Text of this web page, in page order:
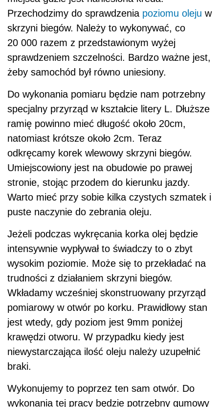
Przechodzimy do sprawdzenia poziomu oleju w
skrzyni biegów. Należy to wykonywać, co
20 000 razem z przedstawionym wyżej
sprawdzeniem szczelności. Bardzo ważne jest,
żeby samochód był równo uniesiony.
Do wykonania pomiaru będzie nam potrzebny
specjalny przyrząd w kształcie litery L. Dłuższe
ramię powinno mieć długość około 20cm,
natomiast krótsze około 2cm. Teraz
odkręcamy korek wlewowy skrzyni biegów.
Umiejscowiony jest na obudowie po prawej
stronie, stojąc przodem do kierunku jazdy.
Warto mieć przy sobie kilka czystych szmatek i
puste naczynie do zebrania oleju.
Jeżeli podczas wykręcania korka olej będzie
intensywnie wypływał to świadczy to o zbyt
wysokim poziomie. Może się to przekładać na
trudności z działaniem skrzyni biegów.
Wkładamy wcześniej skonstruowany przyrząd
pomiarowy w otwór po korku. Prawidłowy stan
jest wtedy, gdy poziom jest 9mm poniżej
krawędzi otworu. W przypadku kiedy jest
niewystarczająca ilość oleju należy uzupełnić
braki.
Wykonujemy to poprzez ten sam otwór. Do
wykonania tej pracy będzie potrzebny gumowy